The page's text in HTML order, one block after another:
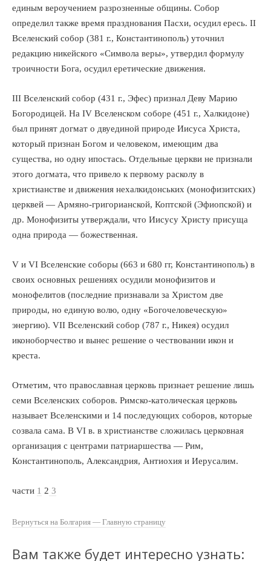
единым вероучением разрозненные общины. Собор
определил также время празднования Пасхи, осудил ересь. II
Вселенский собор (381 г., Константинополь) уточнил
редакцию никейского «Символа веры», утвердил формулу
троичности Бога, осудил еретические движения.
III Вселенский собор (431 г., Эфес) признал Деву Марию
Богородицей. На IV Вселенском соборе (451 г., Халкидоне)
был принят догмат о двуединой природе Иисуса Христа,
который признан Богом и человеком, имеющим два
существа, но одну ипостась. Отдельные церкви не признали
этого догмата, что привело к первому расколу в
христианстве и движения нехалкидонських (монофизитских)
церквей — Армяно-григорианской, Коптской (Эфиопской) и
др. Монофизиты утверждали, что Иисусу Христу присуща
одна природа — божественная.
V и VI Вселенские соборы (663 и 680 гг, Константинополь) в
своих основных решениях осудили монофизитов и
монофелитов (последние признавали за Христом две
природы, но единую волю, одну «Богочеловеческую»
энергию). VII Вселенский собор (787 г., Никея) осудил
иконоборчество и вынес решение о чествовании икон и
креста.
Отметим, что православная церковь признает решение лишь
семи Вселенских соборов. Римско-католическая церковь
называет Вселенскими и 14 последующих соборов, которые
созвала сама. В VI в. в христианстве сложилась церковная
организация с центрами патриаршества — Рим,
Константинополь, Александрия, Антиохия и Иерусалим.
части 1 2 3
Вернуться на Болгария — Главную страницу
Вам также будет интересно узнать: